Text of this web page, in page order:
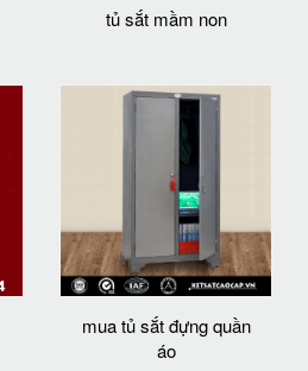
tủ sắt mầm non
mua tủ sắt đựng quần
áo